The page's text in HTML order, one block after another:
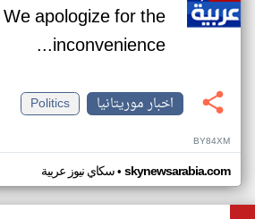
We apologize for the
inconvenience...
اخبار موريتانيا
Politics
BY84XM
سكاي نيوز عربية• skynewsarabia.com